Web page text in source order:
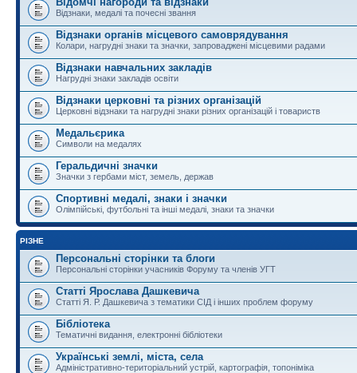
Відзнаки, медалі та почесні звання
Відзнаки органів місцевого самоврядування
Колари, нагрудні знаки та значки, запроваджені місцевими радами
Відзнаки навчальних закладів
Нагрудні знаки закладів освіти
Відзнаки церковні та різних організацій
Церковні відзнаки та нагрудні знаки різних організацій і товариств
Медальєрика
Символи на медалях
Геральдичні значки
Значки з гербами міст, земель, держав
Спортивні медалі, знаки і значки
Олімпійські, футбольні та інші медалі, знаки та значки
РІЗНЕ
Персональні сторінки та блоги
Персональні сторінки учасників Форуму та членів УГТ
Статті Ярослава Дашкевича
Статті Я. Р. Дашкевича з тематики СІД і інших проблем форуму
Бібліотека
Тематичні видання, електронні бібліотеки
Українські землі, міста, села
Адміністративно-територіальний устрій, картографія, топоніміка